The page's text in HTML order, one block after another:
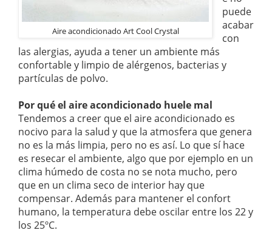
Aire acondicionado Art Cool Crystal
puede
acabar
con
las alergias, ayuda a tener un ambiente más
confortable y limpio de alérgenos, bacterias y
partículas de polvo.
Por qué el aire acondicionado huele mal
Tendemos a creer que el aire acondicionado es
nocivo para la salud y que la atmosfera que genera
no es la más limpia, pero no es así. Lo que sí hace
es resecar el ambiente, algo que por ejemplo en un
clima húmedo de costa no se nota mucho, pero
que en un clima seco de interior hay que
compensar. Además para mantener el confort
humano, la temperatura debe oscilar entre los 22 y
los 25ºC.